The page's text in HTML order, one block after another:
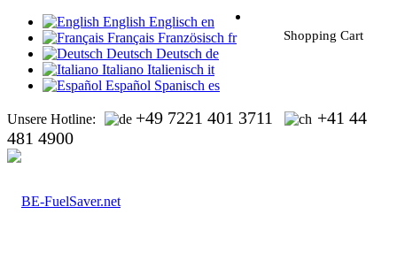
English Englisch en
Français Französisch fr
Deutsch Deutsch de
Italiano Italienisch it
Español Spanisch es
Unsere Hotline: +49 7221 401 3711
+41 44
481 4900
Shopping Cart